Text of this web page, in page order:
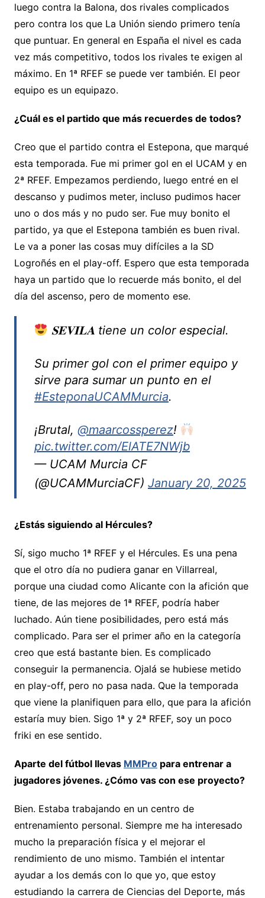
luego contra la Balona, dos rivales complicados
pero contra los que La Unión siendo primero tenía
que puntuar. En general en España el nivel es cada
vez más competitivo, todos los rivales te exigen al
máximo. En 1ª RFEF se puede ver también. El peor
equipo es un equipazo.
¿Cuál es el partido que más recuerdes de todos?
Creo que el partido contra el Estepona, que marqué
esta temporada. Fue mi primer gol en el UCAM y en
2ª RFEF. Empezamos perdiendo, luego entré en el
descanso y pudimos meter, incluso pudimos hacer
uno o dos más y no pudo ser. Fue muy bonito el
partido, ya que el Estepona también es buen rival.
Le va a poner las cosas muy difíciles a la SD
Logroñés en el play-off. Espero que esta temporada
haya un partido que lo recuerde más bonito, el del
día del ascenso, pero de momento ese.
𝐒𝐄𝐕𝐈𝐋𝐀 tiene un color especial.
Su primer gol con el primer equipo y
sirve para sumar un punto en el
#EsteponaUCAMMurcia.
¡Brutal, @maarcossperez!
pic.twitter.com/ElATE7NWjb
— UCAM Murcia CF
(@UCAMMurciaCF) January 20, 2025
¿Estás siguiendo al Hércules?
Sí, sigo mucho 1ª RFEF y el Hércules. Es una pena
que el otro día no pudiera ganar en Villarreal,
porque una ciudad como Alicante con la afición que
tiene, de las mejores de 1ª RFEF, podría haber
luchado. Aún tiene posibilidades, pero está más
complicado. Para ser el primer año en la categoría
creo que está bastante bien. Es complicado
conseguir la permanencia. Ojalá se hubiese metido
en play-off, pero no pasa nada. Que la temporada
que viene la planifiquen para ello, que para la afición
estaría muy bien. Sigo 1ª y 2ª RFEF, soy un poco
friki en ese sentido.
Aparte del fútbol llevas MMPropara entrenar a
jugadores jóvenes. ¿Cómo vas con ese proyecto?
Bien. Estaba trabajando en un centro de
entrenamiento personal. Siempre me ha interesado
mucho la preparación física y el mejorar el
rendimiento de uno mismo. También el intentar
ayudar a los demás con lo que yo, que estoy
estudiando la carrera de Ciencias del Deporte, más